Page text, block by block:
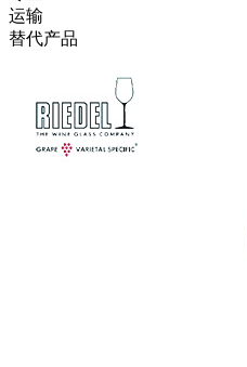
运输
替代产品